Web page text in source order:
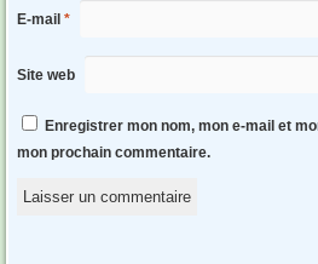
E-mail *
Site web
Enregistrer mon nom, mon e-mail et
mon prochain commentaire.